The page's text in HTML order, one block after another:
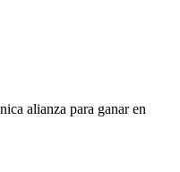
alianza para ganar en